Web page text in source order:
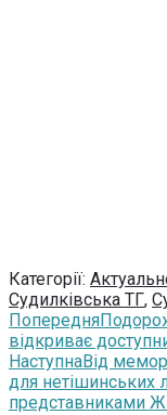
Категорії:
Судилківська ТГ,
Попередня
відкриває
НаступнаВід
для нетішинських
представниками